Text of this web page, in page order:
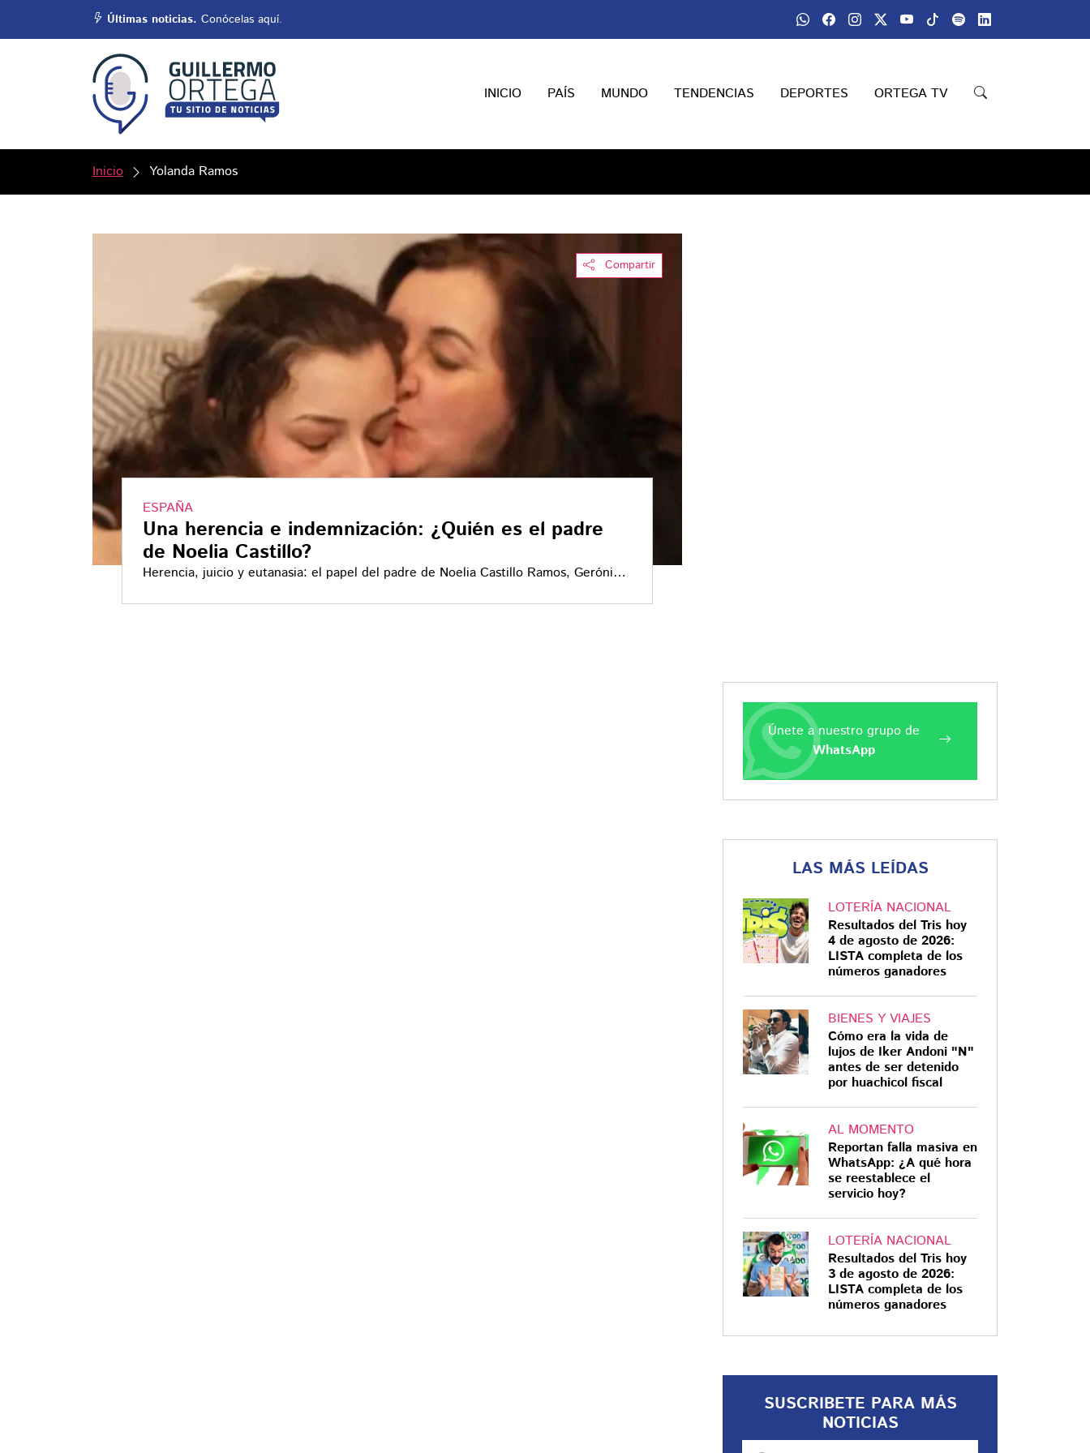
Últimas noticias. Conócelas aquí.
INICIO PAÍS MUNDO TENDENCIAS DEPORTES ORTEGA TV
Inicio Yolanda Ramos
Compartir
ESPAÑA
Una herencia e indemnización: ¿Quién es el padre
de Noelia Castillo?
Herencia, juicio y eutanasia: el papel del padre de Noelia Castillo Ramos, Gerónimo
Únete a nuestro grupo de
WhatsApp
LAS MÁS LEÍDAS
LOTERÍA NACIONAL
Resultados del Tris hoy
4 de agosto de 2026:
LISTA completa de los
números ganadores
BIENES Y VIAJES
Cómo era la vida de
lujos de Iker Andoni "N"
antes de ser detenido
por huachicol fiscal
AL MOMENTO
Reportan falla masiva en
WhatsApp: ¿A qué hora
se reestablece el
servicio hoy?
LOTERÍA NACIONAL
Resultados del Tris hoy
3 de agosto de 2026:
LISTA completa de los
números ganadores
SUSCRIBETE PARA MÁS
NOTICIAS